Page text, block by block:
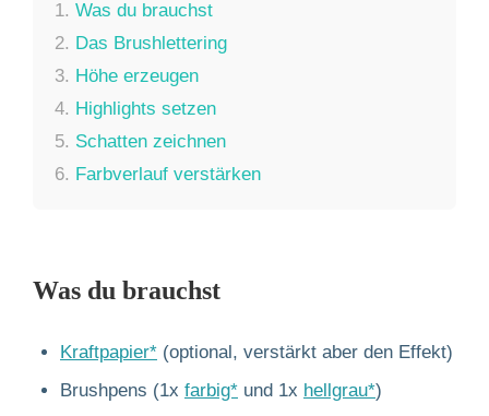
1. Was du brauchst
2. Das Brushlettering
3. Höhe erzeugen
4. Highlights setzen
5. Schatten zeichnen
6. Farbverlauf verstärken
Was du brauchst
Kraftpapier* (optional, verstärkt aber den Effekt)
Brushpens (1x farbig* und 1x hellgrau*)